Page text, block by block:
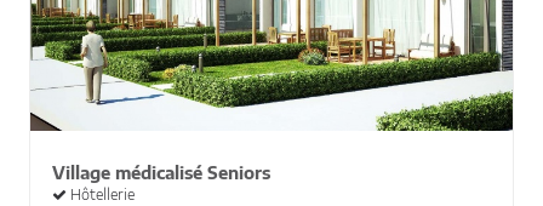
Village médicalisé Seniors
Hôtellerie